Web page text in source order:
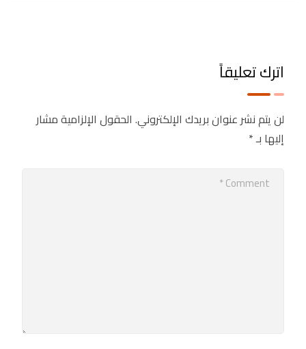
اترك تعليقاً
لن يتم نشر عنوان بريدك الإلكتروني. الحقول الإلزامية مشار
إليها بـ*